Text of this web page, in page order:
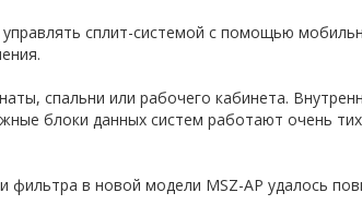
сплит-системой с помощью
спальни или рабочего кабинета.
блоки данных систем работают очень
фильтра в новой модели MSZ-AP удалось